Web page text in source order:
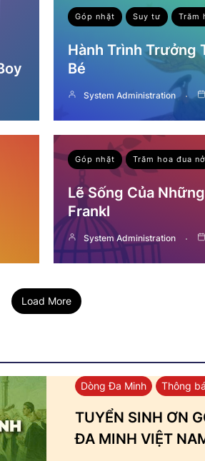
Góp nhặt Suy tư Trăm
Hành Trình Trưởng
Bé
System Administration
Góp nhặt Trăm hoa đua nở
Lẽ Sống Của
Frankl
System Administration
Load More
Dòng Đa Minh Thông
TUYỂN SINH ƠN
ĐA MINH VIỆT